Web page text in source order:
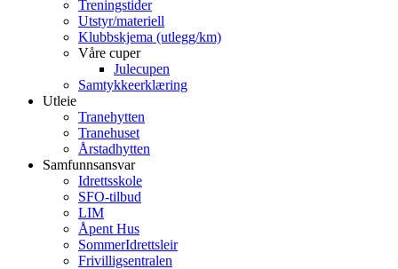
Treningstider
Utstyr/materiell
Klubbskjema (utlegg/km)
Våre cuper
Julecupen
Samtykkeerklæring
Utleie
Tranehytten
Tranehuset
Årstadhytten
Samfunnsansvar
Idrettsskole
SFO-tilbud
LIM
Åpent Hus
SommerIdrettsleir
Frivilligsentralen